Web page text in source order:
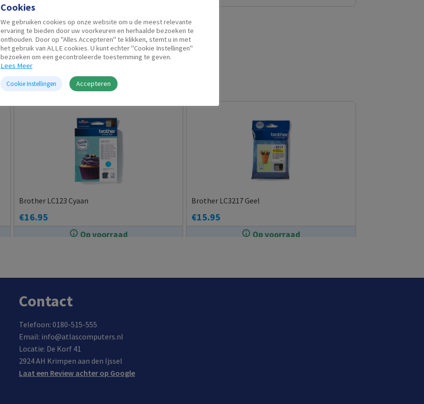
Gerelateerde producten
Op voorraad
Brother LC123 Cyaan
€16.95
Op voorraad
Brother LC3217 Geel
€15.95
Contact
Telefoon: 0180-515-555
Email: info@atlascomputers.nl
Locatie: De Korf 41
2924 AH Krimpen aan den Ijssel
Laat een Review achter op Google
Cookies
We gebruiken cookies op onze website om u de meest relevante
ervaring te bieden door uw voorkeuren en herhaalde bezoeken te
onthouden. Door op "Alles Accepteren" te klikken, stemt u in met
het gebruik van ALLE cookies. U kunt echter "Cookie Instellingen"
bezoeken om een gecontroleerde toestemming te geven.
Lees Meer
Cookie Instellingen Accepteren